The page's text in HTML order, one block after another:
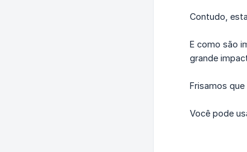
Contudo,
E como são
grande
Frisamos
Você pode